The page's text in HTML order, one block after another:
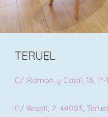
TERUEL
C/ Ramón y Cajal, 16, 1º-
C/ Brasil, 2, 44003,